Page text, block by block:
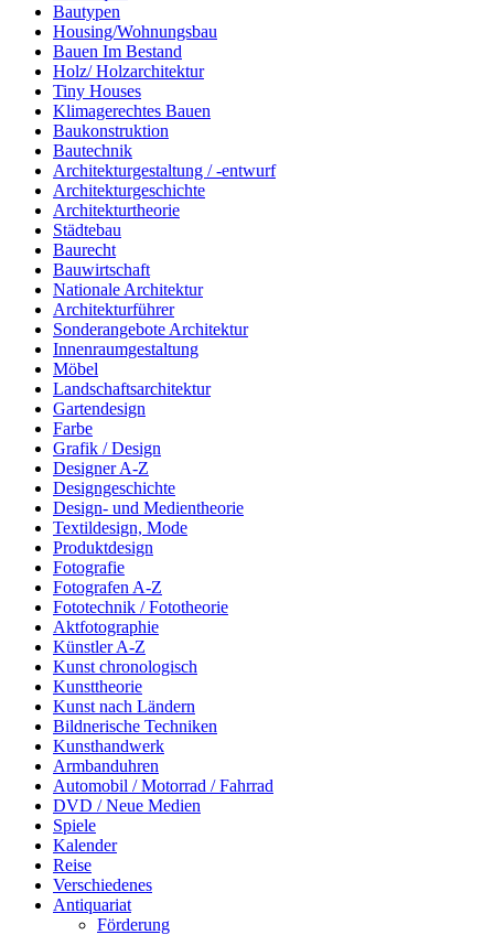
Bautypen
Housing/Wohnungsbau
Bauen Im Bestand
Holz/ Holzarchitektur
Tiny Houses
Klimagerechtes Bauen
Baukonstruktion
Bautechnik
Architekturgestaltung / -entwurf
Architekturgeschichte
Architekturtheorie
Städtebau
Baurecht
Bauwirtschaft
Nationale Architektur
Architekturführer
Sonderangebote Architektur
Innenraumgestaltung
Möbel
Landschaftsarchitektur
Gartendesign
Farbe
Grafik / Design
Designer A-Z
Designgeschichte
Design- und Medientheorie
Textildesign, Mode
Produktdesign
Fotografie
Fotografen A-Z
Fototechnik / Fototheorie
Aktfotographie
Künstler A-Z
Kunst chronologisch
Kunsttheorie
Kunst nach Ländern
Bildnerische Techniken
Kunsthandwerk
Armbanduhren
Automobil / Motorrad / Fahrrad
DVD / Neue Medien
Spiele
Kalender
Reise
Verschiedenes
Antiquariat
Förderung